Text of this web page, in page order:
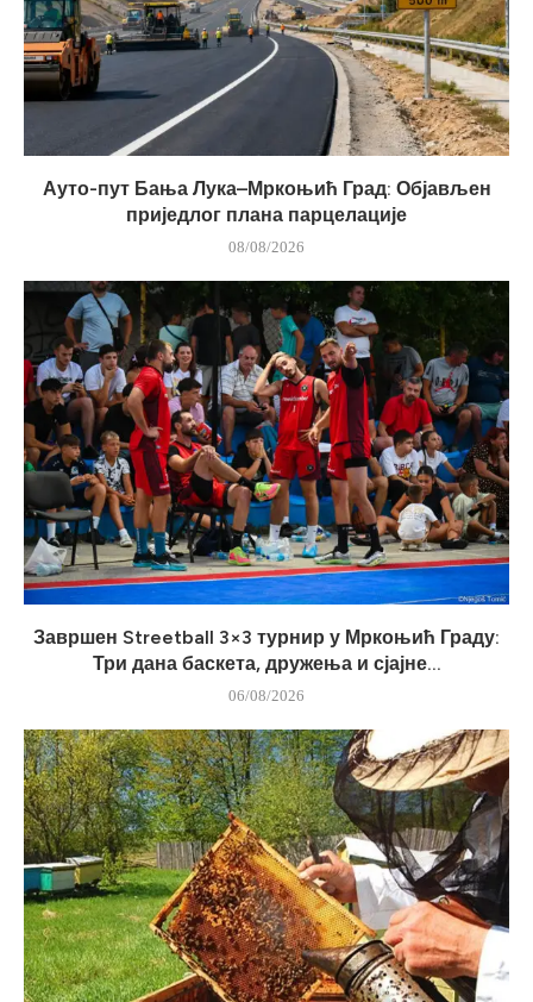
Ауто-пут Бања Лука–Мркоњић Град: Објављен
приједлог плана парцелације
08/08/2026
Завршен Streetball 3×3 турнир у Мркоњић Граду:
Три дана баскета, дружења и сјајне...
06/08/2026